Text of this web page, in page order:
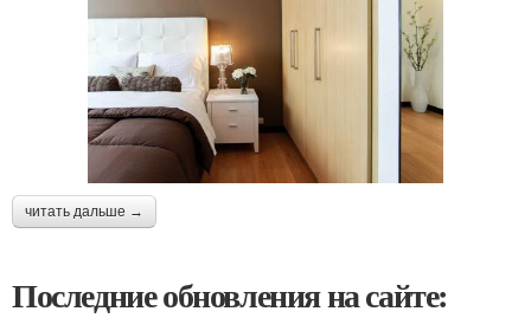
читать дальше →
Последние обновления на сайте: